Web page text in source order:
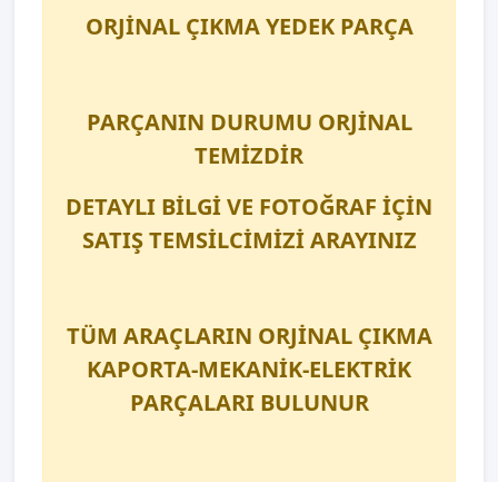
ORJİNAL ÇIKMA YEDEK PARÇA
PARÇANIN DURUMU ORJİNAL
TEMİZDİR
DETAYLI BİLGİ VE FOTOĞRAF İÇİN
SATIŞ TEMSİLCİMİZİ ARAYINIZ
TÜM ARAÇLARIN ORJİNAL ÇIKMA
KAPORTA-MEKANİK-ELEKTRİK
PARÇALARI BULUNUR